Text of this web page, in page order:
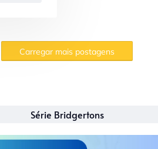
Carregar mais postagens
Série Bridgertons